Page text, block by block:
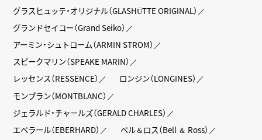
グラスヒュッテ・オリジナル（GLASHÜTTE ORIGINAL）
グランドセイコー（Grand Seiko）
アーミン・シュトローム（ARMIN STROM）
スピークマリン（SPEAKE MARIN）
レッセンス（RESSENCE）
ロンジン（LONGINES）
モンブラン（MONTBLANC）
ジェラルド・チャールズ（GERALD CHARLES）
エベラール（EBERHARD）
ベル＆ロス（Bell ＆ Ross）